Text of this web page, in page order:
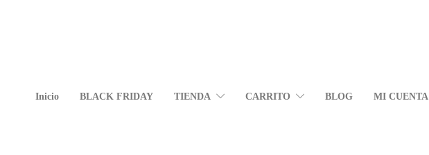
Inicio BLACK FRIDAY TIENDA CARRITO BLOG MI CUENTA